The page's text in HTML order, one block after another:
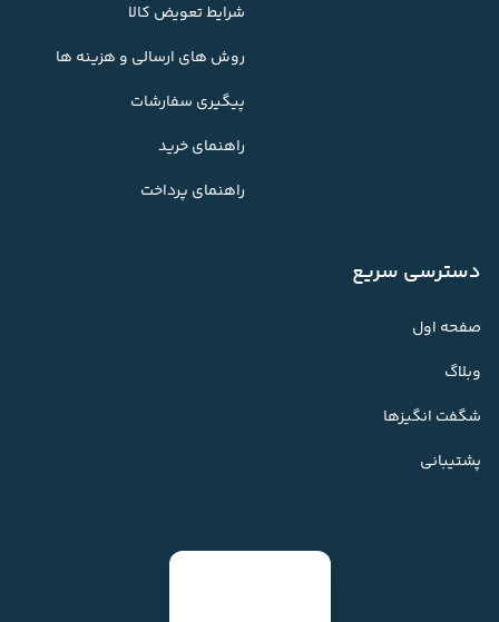
شرایط تعویض کالا
روش های ارسالی و هزینه ها
پیگیری سفارشات
راهنمای خرید
راهنمای پرداخت
دسترسی سریع
صفحه اول
وبلاگ
شگفت انگیزها
پشتیبانی